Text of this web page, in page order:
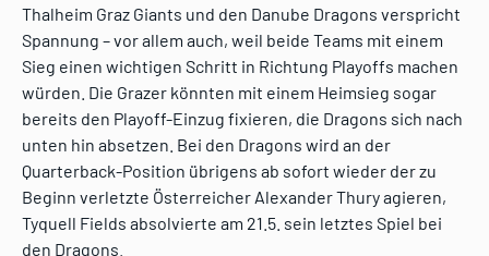
Thalheim Graz Giants und den Danube Dragons verspricht
Spannung – vor allem auch, weil beide Teams mit einem
Sieg einen wichtigen Schritt in Richtung Playoffs machen
würden. Die Grazer könnten mit einem Heimsieg sogar
bereits den Playoff-Einzug fixieren, die Dragons sich nach
unten hin absetzen. Bei den Dragons wird an der
Quarterback-Position übrigens ab sofort wieder der zu
Beginn verletzte Österreicher Alexander Thury agieren,
Tyquell Fields absolvierte am 21.5. sein letztes Spiel bei
den Dragons.